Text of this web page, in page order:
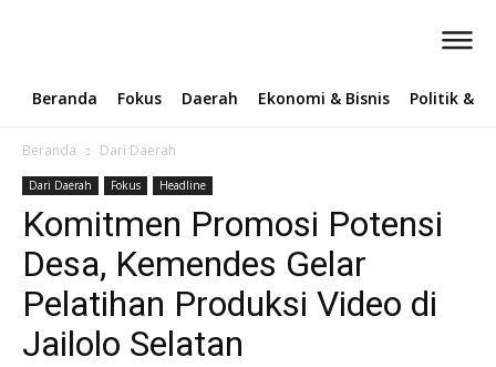
Beranda Fokus Daerah Ekonomi & Bisnis Politik &
Beranda Dari Daerah
Dari Daerah Fokus Headline
Komitmen Promosi Potensi
Desa, Kemendes Gelar
Pelatihan Produksi Video di
Jailolo Selatan